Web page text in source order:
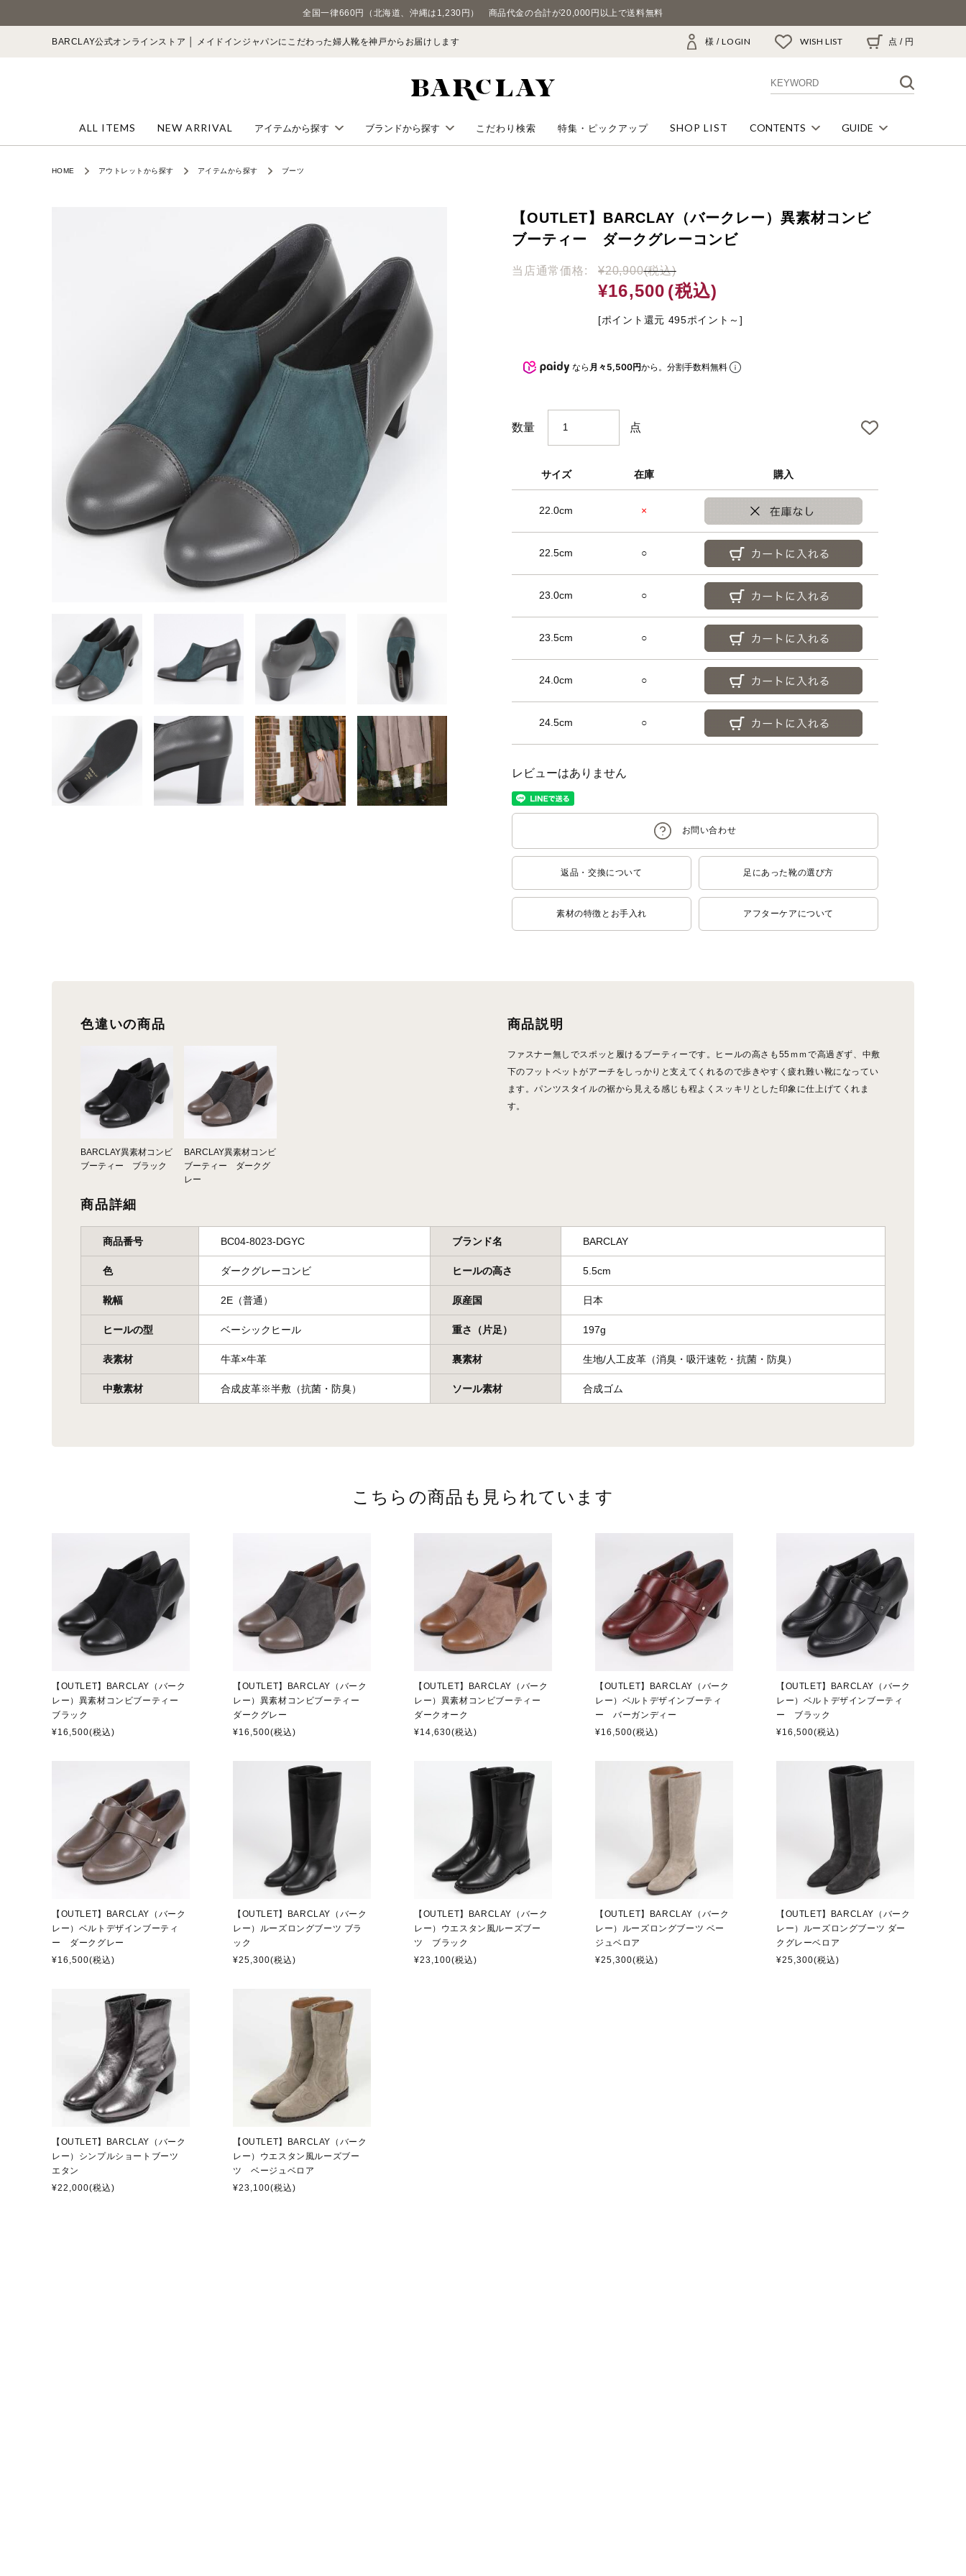
全国一律660円（北海道、沖縄は1,230円） 商品代金の合計が20,000円以上で送料無料
BARCLAY公式オンラインストア │ メイドインジャパンにこだわった婦人靴を神戸からお届けします 様 /LOGIN WISH LIST 点/ 円
ALL ITEMS NEW ARRIVAL アイテムから探す
パンプス
サンダル
スニーカー
レインシューズ
バッグ
SALE
ブランドから探す
KISCO
KISCO MEN'S
BARCLAY CLUB
こだわり検索 特集・ピックアップ SHOP LIST CONTENTS GUIDE
特定商取引法に基づく表
HOME アウトレットから探す アイテムから探す ブーツ
【OUTLET】BARCLAY（バークレー）異素材コンビ
ブーティー ダークグレーコンビ
当店通常価格: ¥20,900(税込)
¥16,500 (税込)
[ポイント還元 495ポイント～]
なら 月々5,500円から。分割手数料無料
数量 点
サイズ 在庫 購入
22.0cm ×
22.5cm ○
23.0cm ○
23.5cm ○
24.0cm ○
24.5cm ○
レビューはありません
返品・交換について 足にあった靴の選び方
素材の特徴とお手入れ アフターケアについて
色違いの商品
BARCLAY異素材コンビ
ブーティー ブラック
BARCLAY異素材コンビ
ブーティー ダークグ
レー
商品説明
ファスナー無しでスポッと履けるブーティーです。ヒールの高さも55ｍｍで高過ぎず、中敷
下のフットベットがアーチをしっかりと支えてくれるので歩きやすく疲れ難い靴になってい
ます。パンツスタイルの裾から見える感じも程よくスッキリとした印象に仕上げてくれま
す。
商品詳細
商品番号 BC04-8023-DGYC ブランド名 BARCLAY
色 ダークグレーコンビ ヒールの高さ 5.5cm
靴幅 2E（普通） 原産国 日本
ヒールの型 ベーシックヒール 重さ（片足） 197g
表素材 牛革×牛革 裏素材 生地/人工皮革（消臭・吸汗速乾・抗菌・防臭）
中敷素材 合成皮革※半敷（抗菌・防臭） ソール素材 合成ゴム
こちらの商品も見られています
【OUTLET】BARCLAY（バーク
レー）異素材コンビブーティー
ブラック
¥16,500(税込)
【OUTLET】BARCLAY（バーク
レー）異素材コンビブーティー
ダークグレー
¥16,500(税込)
【OUTLET】BARCLAY（バーク
レー）異素材コンビブーティー
ダークオーク
¥14,630(税込)
【OUTLET】BARCLAY（バーク
レー）ベルトデザインブーティ
ー バーガンディー
¥16,500(税込)
【OUTLET】BARCLAY（バーク
レー）ベルトデザインブーティ
ー ブラック
¥16,500(税込)
【OUTLET】BARCLAY（バーク
レー）ベルトデザインブーティ
ー ダークグレー
¥16,500(税込)
【OUTLET】BARCLAY（バーク
レー）ルーズロングブーツ ブラ
ック
¥25,300(税込)
【OUTLET】BARCLAY（バーク
レー）ウエスタン風ルーズブー
ツ ブラック
¥23,100(税込)
【OUTLET】BARCLAY（バーク
レー）ルーズロングブーツ ベー
ジュベロア
¥25,300(税込)
【OUTLET】BARCLAY（バーク
レー）ルーズロングブーツ ダー
クグレーベロア
¥25,300(税込)
【OUTLET】BARCLAY（バーク
レー）シンプルショートブーツ
エタン
¥22,000(税込)
【OUTLET】BARCLAY（バーク
レー）ウエスタン風ルーズブー
ツ ベージュベロア
¥23,100(税込)